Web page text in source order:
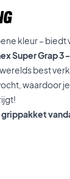
kleur –
Super Grap
werelds best
waardoor